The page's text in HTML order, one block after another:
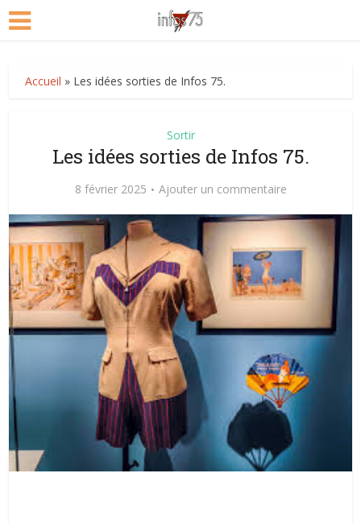
Accueil » Les idées sorties de Infos 75.
Sortir
Les idées sorties de Infos 75.
8 février 2025 Ajouter un commentaire